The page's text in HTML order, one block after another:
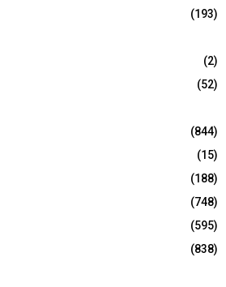
(193)
(2)
(52)
(844)
(15)
(188)
(748)
(595)
(838)